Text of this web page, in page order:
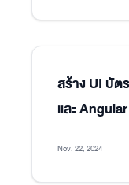
สร้าง UI บัต
และ Angular
Nov. 22, 2024